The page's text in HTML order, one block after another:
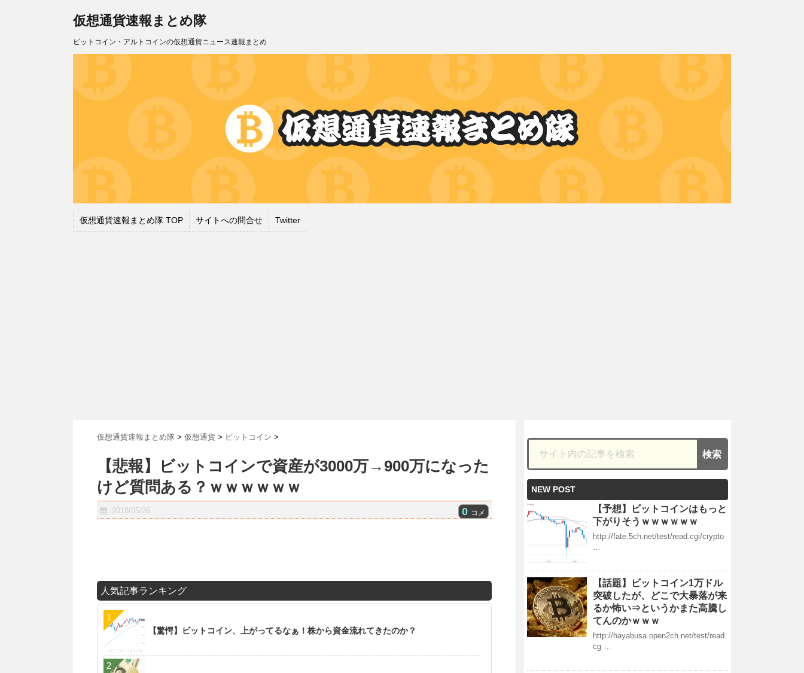
仮想通貨速報まとめ隊
ビットコイン・アルトコインの仮想通貨ニュース速報まとめ
仮想通貨速報まとめ隊 TOP サイトへの問合せ Twitter
仮想通貨速報まとめ隊 > 仮想通貨 > ビットコイン >
【悲報】ビットコインで資産が3000万→900万になった
けど質問ある？ｗｗｗｗｗｗ
2018/05/26 0 コメ
人気記事ランキング
【驚愕】ビットコイン、上がってるなぁ！株から資金流れてきたのか？
NEW POST
【予想】ビットコインはもっと
下がりそうｗｗｗｗｗｗ
http://fate.5ch.net/test/read.cgi/crypto
…
【話題】ビットコイン1万ドル
突破したが、どこで大暴落が来
るか怖い⇒というかまた高騰し
てんのかｗｗｗ
http://hayabusa.open2ch.net/test/read.
cg …